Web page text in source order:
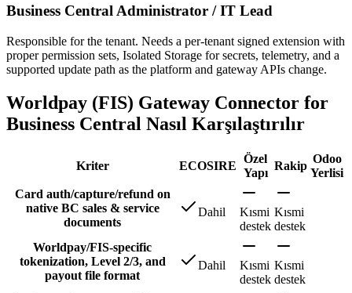
Business Central Administrator / IT Lead
Responsible for the tenant. Needs a per-tenant signed extension with
proper permission sets, Isolated Storage for secrets, telemetry, and a
supported update path as the platform and gateway APIs change.
Worldpay (FIS) Gateway Connector for
Business Central Nasıl Karşılaştırılır
Kriter ECOSIRE
Özel
Yapı
Rakip
Odoo
Yerlisi
Card auth/capture/refund on
native BC sales & service
documents
Dahil
Kısmi
destek
Kısmi
destek
Worldpay/FIS-specific
tokenization, Level 2/3, and
payout file format
Dahil
Kısmi
destek
Kısmi
destek